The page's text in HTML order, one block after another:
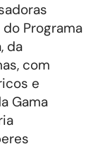
Programa
da
com
e
Gama